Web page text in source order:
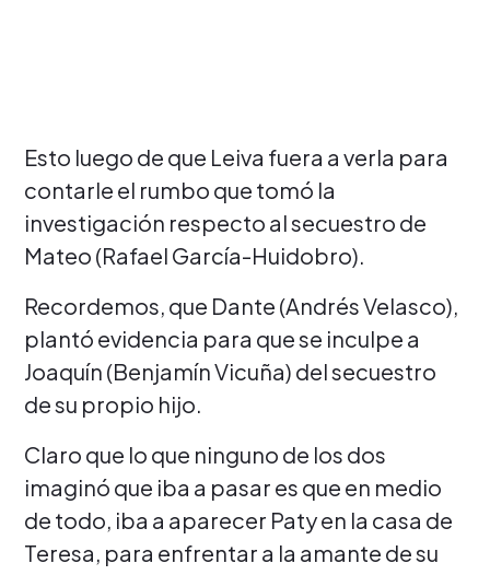
Esto luego de que Leiva fuera a verla para
contarle el rumbo que tomó la
investigación respecto al secuestro de
Mateo (Rafael García-Huidobro).
Recordemos, que Dante (Andrés Velasco),
plantó evidencia para que se inculpe a
Joaquín (Benjamín Vicuña) del secuestro
de su propio hijo.
Claro que lo que ninguno de los dos
imaginó que iba a pasar es que en medio
de todo, iba a aparecer Paty en la casa de
Teresa, para enfrentar a la amante de su